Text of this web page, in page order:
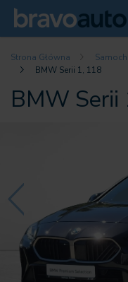
Strona Główna
BMW Serii 1, 118
BMW Serii